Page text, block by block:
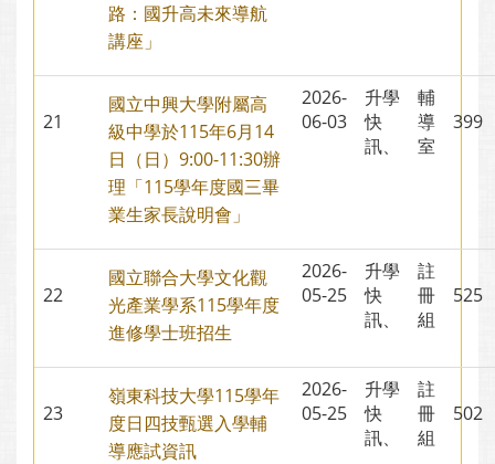
路：國升高未來導航
講座」
21
國立中興大學附屬高
級中學於115年6月14
日（日）9:00-11:30辦
理「115學年度國三畢
業生家長說明會」
2026-
06-03
升學
快
訊、
輔
導
室
22
國立聯合大學文化觀
光產業學系115學年度
進修學士班招生
2026-
05-25
升學
快
訊、
註
冊
組
23
嶺東科技大學115學年
度日四技甄選入學輔
導應試資訊
2026-
05-25
升學
快
訊、
註
冊
組